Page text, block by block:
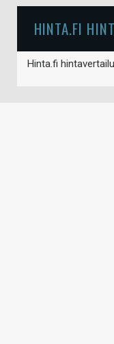
HINTA.FI
Hinta.fi hintavertailu